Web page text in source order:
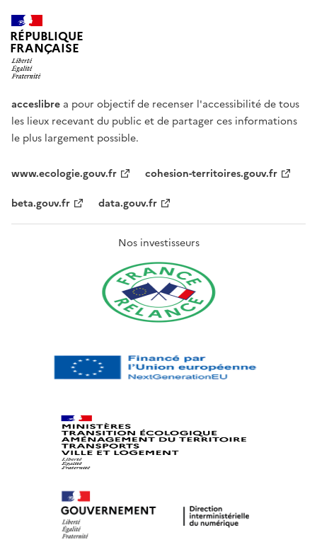
RÉPUBLIQUE
FRANÇAISE
acceslibre a pour objectif de recenser l'accessibilité de tous
les lieux recevant du public et de partager ces informations
le plus largement possible.
www.ecologie.gouv.fr
cohesion-territoires.gouv.fr
beta.gouv.fr
data.gouv.fr
Nos investisseurs